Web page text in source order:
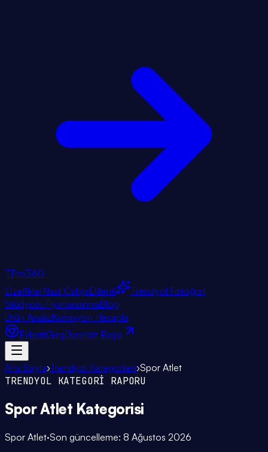
TPro360
ÖzelliklerNasıl ÇalışırEklenti
Trendyol Fotoğraf
StüdyosuFiyatlandırmaBlog
Ürün AnalizKomisyon Hesapla
EklentiGirişÜcretsiz Başla
Ana Sayfa›Trendyol Kategorileri›Spor Atlet
TRENDYOL KATEGORİ RAPORU
Spor Atlet Kategorisi
Spor Atlet·Son güncelleme: 8 Ağustos 2026